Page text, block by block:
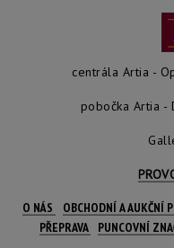
centrála Artia -
pobočka Artia -
O NÁS OBCHODNÍ A AUKČNÍ
PŘEPRAVA
PUNCOVNÍ